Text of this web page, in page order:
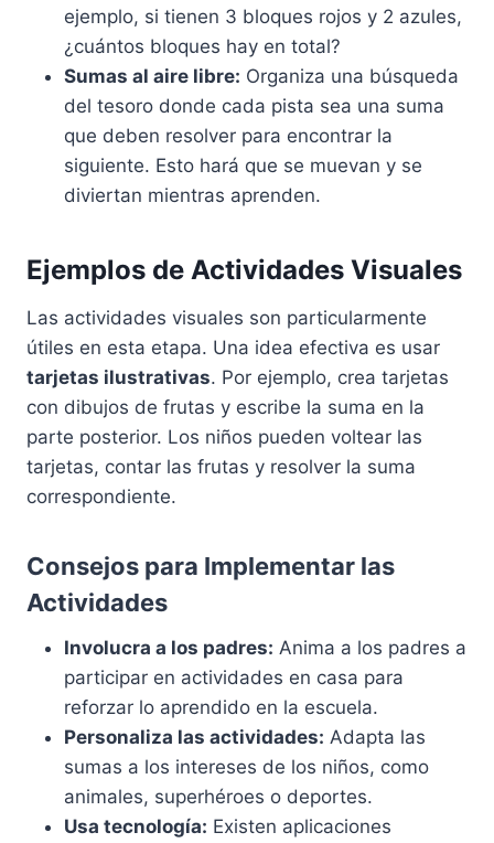
ejemplo, si tienen 3 bloques rojos y 2 azules,
¿cuántos bloques hay en total?
Sumas al aire libre: Organiza una búsqueda
del tesoro donde cada pista sea una suma
que deben resolver para encontrar la
siguiente. Esto hará que se muevan y se
diviertan mientras aprenden.
Ejemplos de Actividades Visuales
Las actividades visuales son particularmente
útiles en esta etapa. Una idea efectiva es usar
tarjetas ilustrativas. Por ejemplo, crea tarjetas
con dibujos de frutas y escribe la suma en la
parte posterior. Los niños pueden voltear las
tarjetas, contar las frutas y resolver la suma
correspondiente.
Consejos para Implementar las
Actividades
Involucra a los padres: Anima a los padres a
participar en actividades en casa para
reforzar lo aprendido en la escuela.
Personaliza las actividades: Adapta las
sumas a los intereses de los niños, como
animales, superhéroes o deportes.
Usa tecnología: Existen aplicaciones